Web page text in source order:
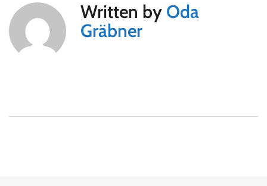
Written by Oda
Gräbner